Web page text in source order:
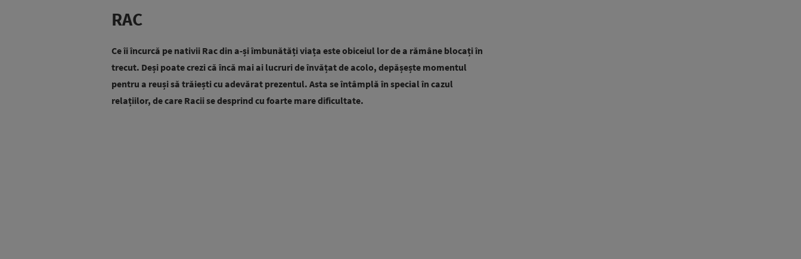
RAC
Ce îi încurcă pe nativii Rac din a-și îmbunătăți viața este obiceiul lor de a rămâne blocați în
trecut. Deși poate crezi că încă mai ai lucruri de învățat de acolo, depășește momentul
pentru a reuși să trăiești cu adevărat prezentul. Asta se întâmplă în special în cazul
relațiilor, de care Racii se desprind cu foarte mare dificultate.